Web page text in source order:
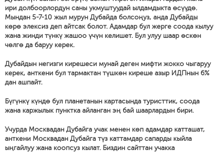
ири долбоорлордун саны укмуштуудай ылдамдыкта өсүүдө.
Мындан 5-7-10 жыл мурун Дубайда болсоңуз, анда Дубайды
көрө элексиз деп айтсак болот. Адамдар бул жерге соода кылуу
жана жинди түнкү жашоо үчүн келишет. Бул улуу шаар өскөн
чөлгө да баруу керек.
Дубайдын негизги кирешеси мунай деген мифти жокко чыгаруу
керек, анткени бул тармактан түшкөн киреше азыр ИДПнын 6%
дан ашпайт.
Бүгүнкү күндө бул планетанын картасында туристтик, соода
жана каржылык пунктка айланган эң бай шаарлардын бири.
Учурда Москвадан Дубайга учак менен көп адамдар катташат,
анткени Москвадан Дубайга түз каттамдар сапарды кыйла
ыңгайлуу жана коопсуз кылат. Биздин сайттан учакка